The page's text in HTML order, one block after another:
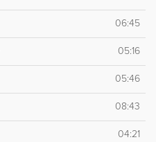
06:45
05:16
05:46
08:43
04:21